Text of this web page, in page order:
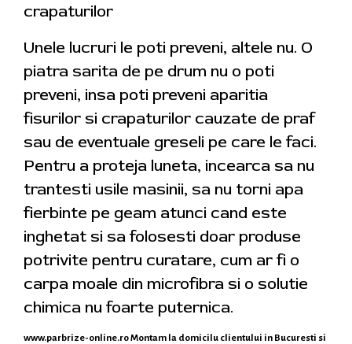
crapaturilor
Unele lucruri le poti preveni, altele nu. O
piatra sarita de pe drum nu o poti
preveni, insa poti preveni aparitia
fisurilor si crapaturilor cauzate de praf
sau de eventuale greseli pe care le faci.
Pentru a proteja luneta, incearca sa nu
trantesti usile masinii, sa nu torni apa
fierbinte pe geam atunci cand este
inghetat si sa folosesti doar produse
potrivite pentru curatare, cum ar fi o
carpa moale din microfibra si o solutie
chimica nu foarte puternica.
www.parbrize-online.roMontam la domicilu clientului in Bucuresti si